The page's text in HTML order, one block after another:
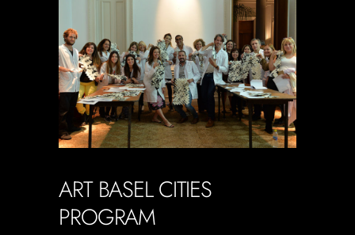
ART BASEL CITIES
PROGRAM